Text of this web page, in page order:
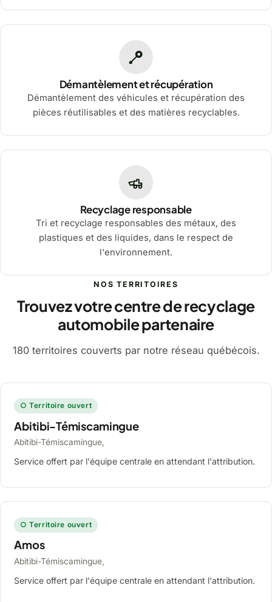
Démantèlement et récupération
Démantèlement des véhicules et récupération des
pièces réutilisables et des matières recyclables.
Recyclage responsable
Tri et recyclage responsables des métaux, des
plastiques et des liquides, dans le respect de
l'environnement.
NOS TERRITOIRES
Trouvez votre centre de recyclage
automobile partenaire
180 territoires couverts par notre réseau québécois.
○ Territoire ouvert
Abitibi-Témiscamingue
Abitibi-Témiscamingue,
Service offert par l'équipe centrale en attendant l'attribution.
○ Territoire ouvert
Amos
Abitibi-Témiscamingue,
Service offert par l'équipe centrale en attendant l'attribution.